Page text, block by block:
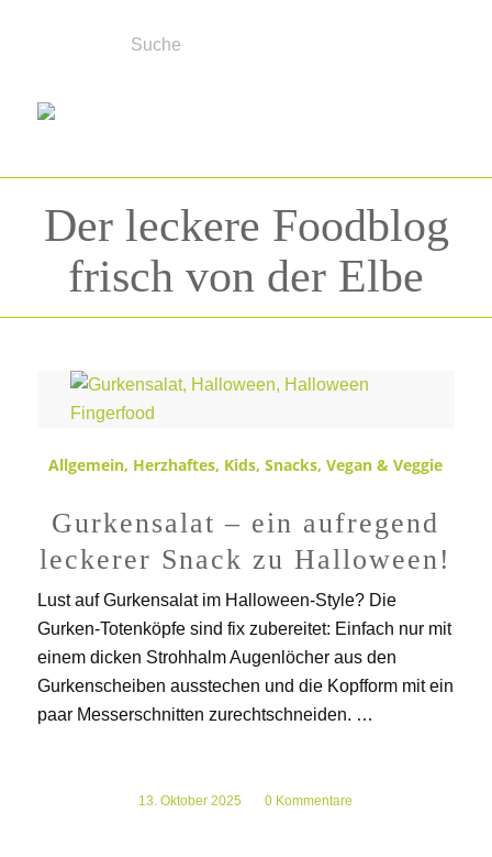
Der leckere Foodblog
frisch von der Elbe
Schlagwortarchiv für:Halloween
Allgemein, Herzhaftes, Kids,Snacks,Vegan & Veggie
Gurkensalat – ein aufregend
leckerer Snack zu Halloween!
Lust auf Gurkensalat im Halloween-Style? Die
Gurken-Totenköpfe sind fix zubereitet: Einfach nur mit
einem dicken Strohhalm Augenlöcher aus den
Gurkenscheiben ausstechen und die Kopfform mit ein
paar Messerschnitten zurechtschneiden. …
13. Oktober 2025
/ 0 Kommentare